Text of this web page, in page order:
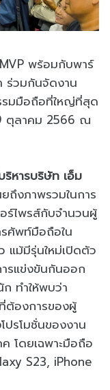
พร้อมกับพาร์
ร่วมกันจัดงาน
มมือถือที่ใหญ่ที่สุด
ตุลาคม 2566 ณ
ริหารบริษัท เอ็ม
ถึงภาพรวมในการ
ร์ไพรส์กับจำนวนผู้
รศัพท์มือถือใน
แม้มีรุ่นใหม่เปิดตัว
รแข่งขันกันออก
ทำให้พบว่า
ต้องการของผู้
ปรโมชั่นของงาน
โดยเฉพาะมือถือ
S23, iPhone